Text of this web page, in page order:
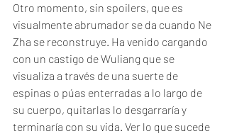
Otro momento, sin spoilers, que es
visualmente abrumador se da cuando Ne
Zha se reconstruye. Ha venido cargando
con un castigo de Wuliang que se
visualiza a través de una suerte de
espinas o púas enterradas a lo largo de
su cuerpo, quitarlas lo desgarraría y
terminaría con su vida. Ver lo que sucede